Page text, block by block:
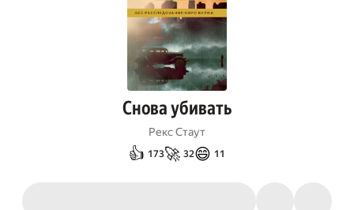
Снова убивать
Рекс Стаут
👍 173🚀 32😄 11